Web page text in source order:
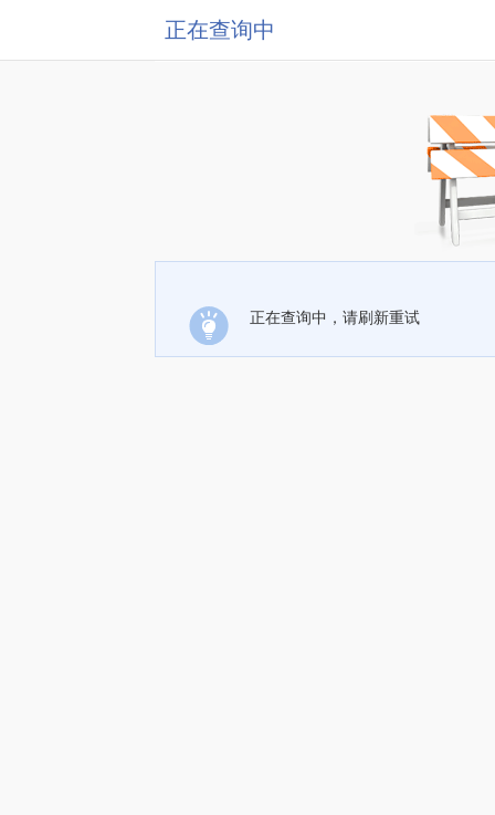
正在查询中
正在查询中，请刷新重试